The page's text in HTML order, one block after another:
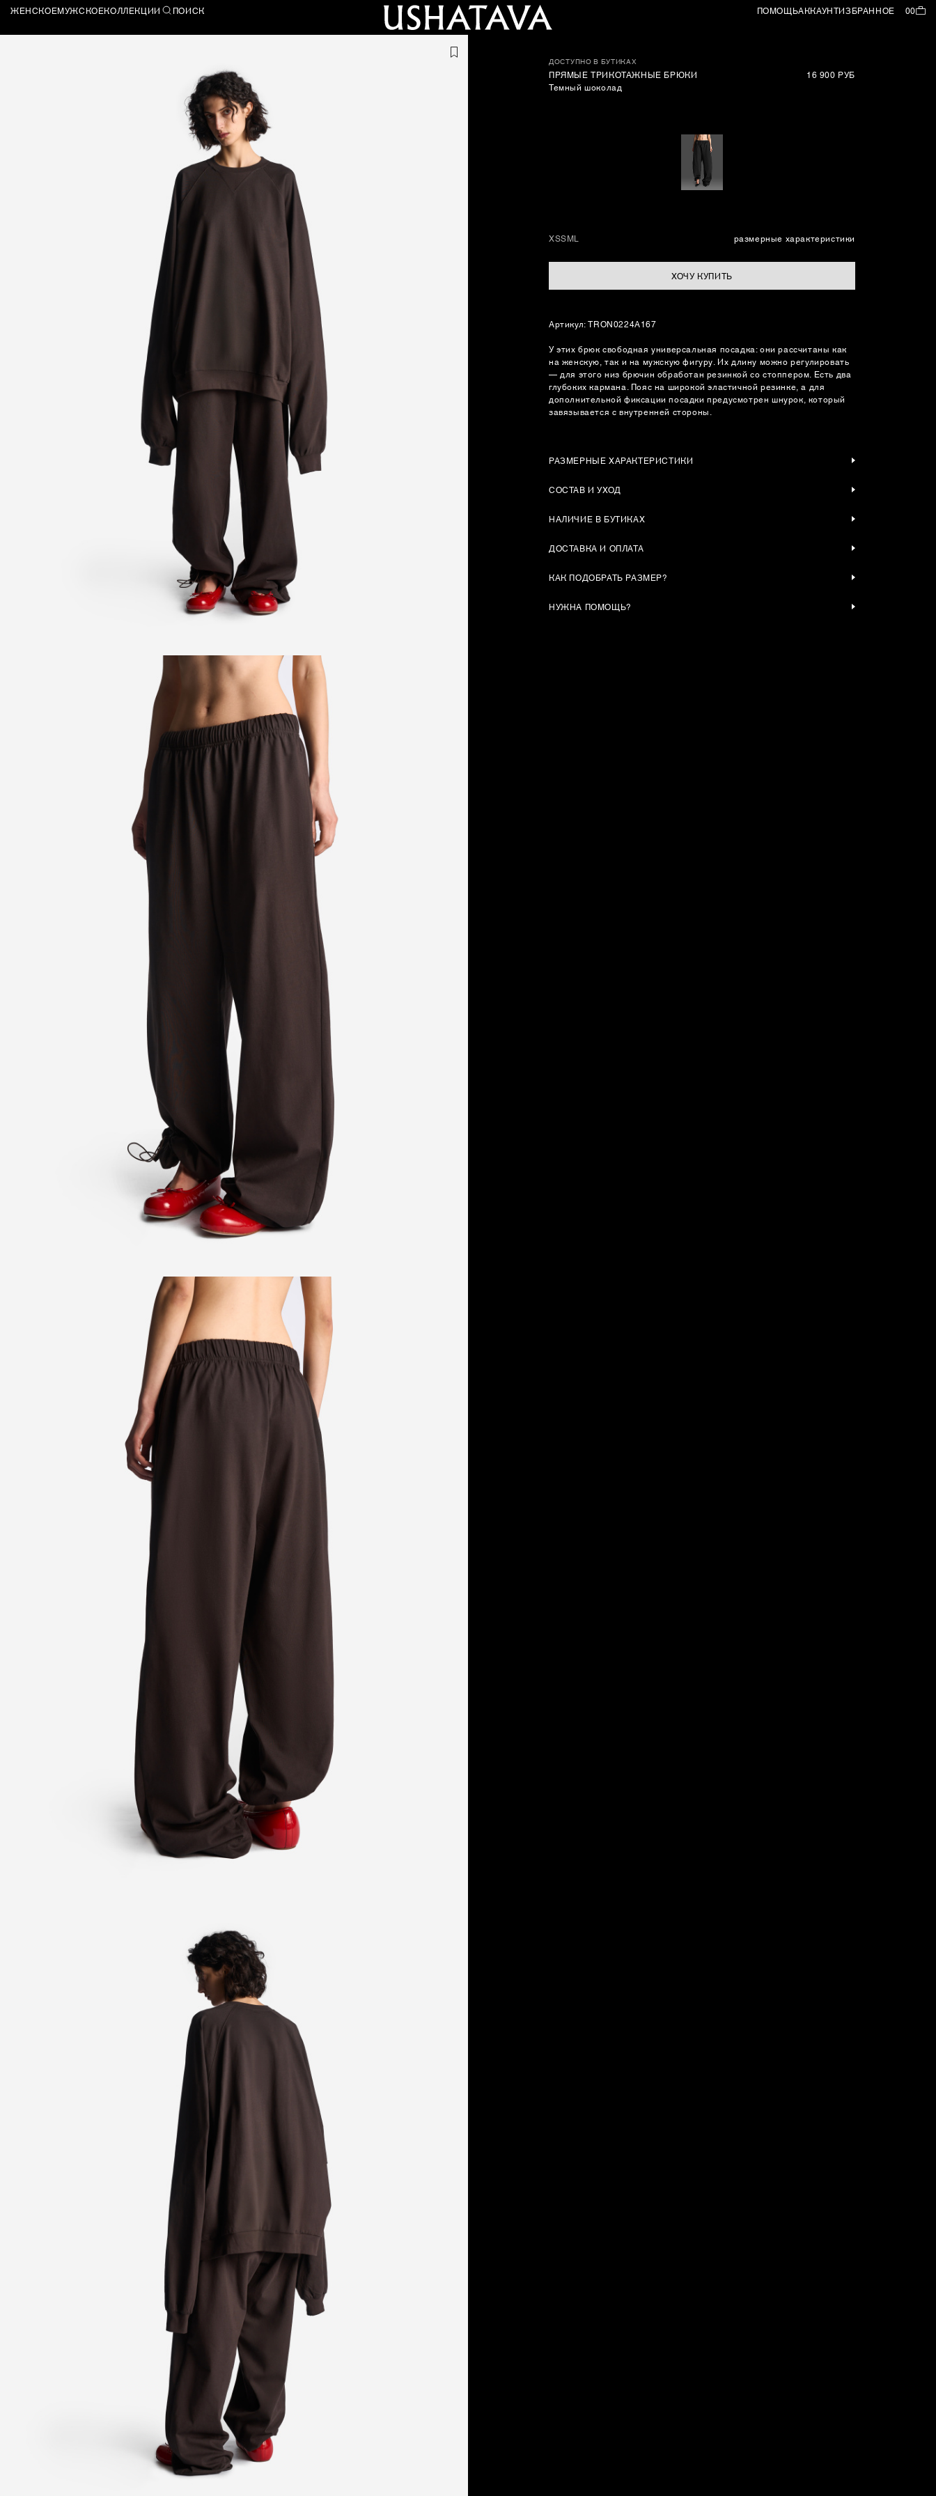
ЖЕНСКОЕМУЖСКОЕКОЛЛЕКЦИИ ПОИСК ПОМОЩЬАККАУНТИЗБРАННОЕ 00
ДОСТУПНО В БУТИКАХ
ПРЯМЫЕ ТРИКОТАЖНЫЕ БРЮКИ
Темный шоколад
16 900 РУБ
XSSML размерные характеристики
ХОЧУ КУПИТЬ
Артикул: TRON0224A167
У этих брюк свободная универсальная посадка: они рассчитаны как
на женскую, так и на мужскую фигуру. Их длину можно регулировать
— для этого низ брючин обработан резинкой со стоппером. Есть два
глубоких кармана. Пояс на широкой эластичной резинке, а для
дополнительной фиксации посадки предусмотрен шнурок, который
завязывается с внутренней стороны.
РАЗМЕРНЫЕ ХАРАКТЕРИСТИКИ
СОСТАВ И УХОД
НАЛИЧИЕ В БУТИКАХ
ДОСТАВКА И ОПЛАТА
КАК ПОДОБРАТЬ РАЗМЕР?
НУЖНА ПОМОЩЬ?